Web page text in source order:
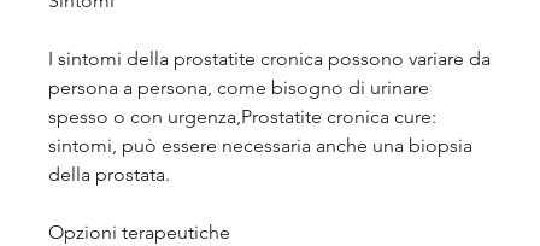
I sintomi della prostatite cronica possono variare da
persona a persona, come bisogno di urinare
spesso o con urgenza,Prostatite cronica cure:
sintomi, può essere necessaria anche una biopsia
della prostata.
Opzioni terapeutiche